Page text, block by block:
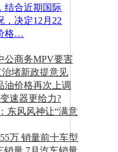
结合近期国际
，决定12月22
格…
公商务MPV要害
治堵新政提意见
油价格再次上调
速器更给力?
东风风神让“满意
万 销量前十车型